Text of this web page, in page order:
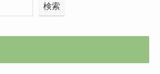
検索